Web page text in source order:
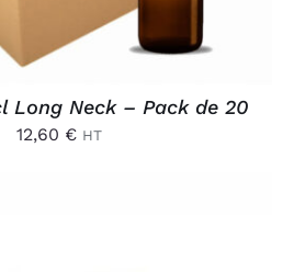
Long Neck – Pack de 20
12,60 € HT